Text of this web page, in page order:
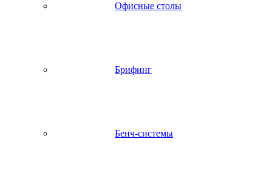
Офисные столы
Брифинг
Бенч-системы